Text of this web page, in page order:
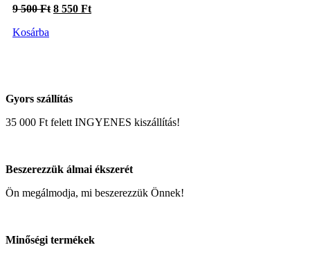
9 500Ft Original
8 550 FtCurrent
Kosárba
Gyors szállítás
35 000 Ft felett INGYENES kiszállítás!
Beszerezzük álmai ékszerét
Ön megálmodja, mi beszerezzük Önnek!
Minőségi termékek